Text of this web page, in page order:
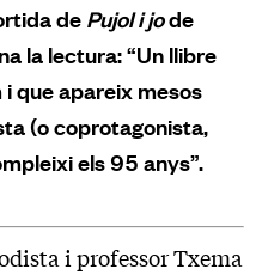
dePujol i jode
la lectura: “Un llibre
que apareix mesos
(o coprotagonista,
els 95 anys”.
i professor Txema